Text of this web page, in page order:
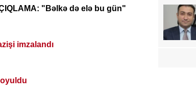
"Bəlkə də elə bu gün"
imzalandı